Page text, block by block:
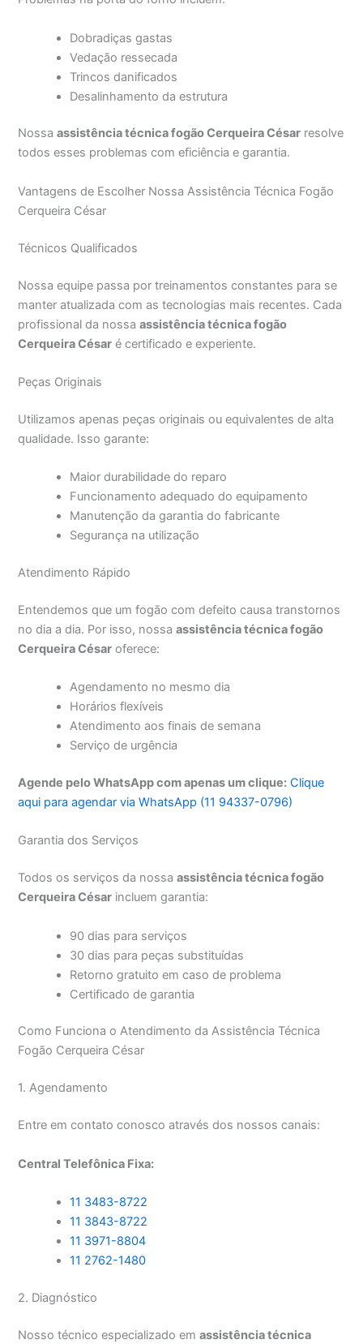
Dobradiças gastas
Vedação ressecada
Trincos danificados
Desalinhamento da estrutura
Nossaassistência técnica fogão Cerqueira César resolve
todos esses problemas com eficiência e garantia.
Vantagens de Escolher Nossa Assistência Técnica Fogão
Cerqueira César
Técnicos Qualificados
Nossa equipe passa por treinamentos constantes para se
manter atualizada com as tecnologias mais recentes. Cada
profissional da nossaassistência técnica fogão
Cerqueira César é certificado e experiente.
Peças Originais
Utilizamos apenas peças originais ou equivalentes de alta
qualidade. Isso garante:
Maior durabilidade do reparo
Funcionamento adequado do equipamento
Manutenção da garantia do fabricante
Segurança na utilização
Atendimento Rápido
Entendemos que um fogão com defeito causa transtornos
no dia a dia. Por isso, nossaassistência técnica fogão
Cerqueira César oferece:
Agendamento no mesmo dia
Horários flexíveis
Atendimento aos finais de semana
Serviço de urgência
Agende pelo WhatsApp com apenas um clique: Clique
aqui para agendar via WhatsApp (11 94337-0796)
Garantia dos Serviços
Todos os serviços da nossaassistência técnica fogão
Cerqueira César incluem garantia:
90 dias para serviços
30 dias para peças substituídas
Retorno gratuito em caso de problema
Certificado de garantia
Como Funciona o Atendimento da Assistência Técnica
Fogão Cerqueira César
1. Agendamento
Entre em contato conosco através dos nossos canais:
Central Telefônica Fixa:
11 3483-8722
11 3843-8722
11 3971-8804
11 2762-1480
2. Diagnóstico
Nosso técnico especializado emassistência técnica